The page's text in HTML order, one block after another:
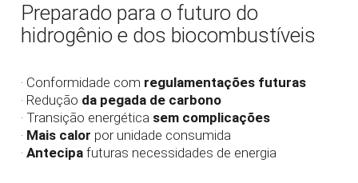
Preparado para o futuro do
hidrogênio e dos biocombustíveis
· Conformidade com regulamentações futuras
· Redução da pegada de carbono
· Transição energética sem complicações
· Mais calor por unidade consumida
· Antecipa futuras necessidades de energia